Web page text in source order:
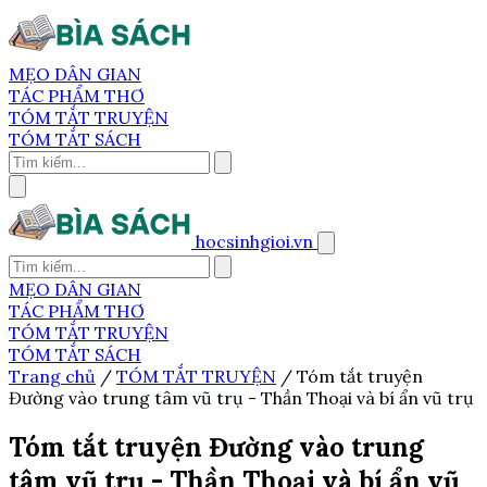
MẸO DÂN GIAN
TÁC PHẨM THƠ
TÓM TẮT TRUYỆN
TÓM TẮT SÁCH
hocsinhgioi.vn
MẸO DÂN GIAN
TÁC PHẨM THƠ
TÓM TẮT TRUYỆN
TÓM TẮT SÁCH
Trang chủ / TÓM TẮT TRUYỆN / Tóm tắt truyện
Đường vào trung tâm vũ trụ - Thần Thoại và bí ẩn vũ trụ
Tóm tắt truyện Đường vào trung